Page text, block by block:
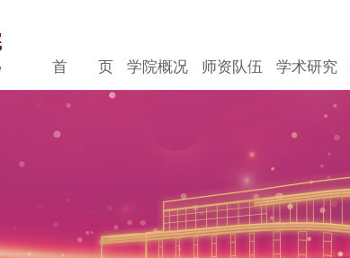
首 页 学院概况 师资队伍 学术研究